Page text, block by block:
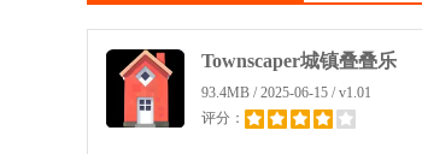
Townscaper城镇叠叠乐
93.4MB / 2025-06-15 / v1.01
评分：